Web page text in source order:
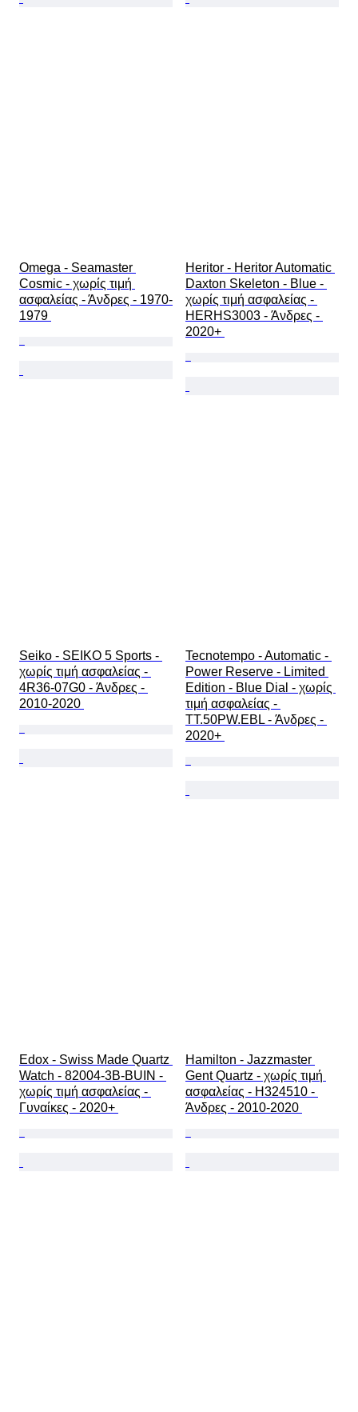
Omega - Seamaster
Cosmic - χωρίς τιμή
ασφαλείας - Άνδρες - 1970-
1979
Heritor - Heritor Automatic
Daxton Skeleton - Blue -
χωρίς τιμή ασφαλείας -
HERHS3003 - Άνδρες -
2020+
Seiko - SEIKO 5 Sports -
χωρίς τιμή ασφαλείας -
4R36-07G0 - Άνδρες -
2010-2020
Tecnotempo - Automatic -
Power Reserve - Limited
Edition - Blue Dial - χωρίς
τιμή ασφαλείας -
TT.50PW.EBL - Άνδρες -
2020+
Edox - Swiss Made Quartz
Watch - 82004-3B-BUIN -
χωρίς τιμή ασφαλείας -
Γυναίκες - 2020+
Hamilton - Jazzmaster
Gent Quartz - χωρίς τιμή
ασφαλείας - H324510 -
Άνδρες - 2010-2020